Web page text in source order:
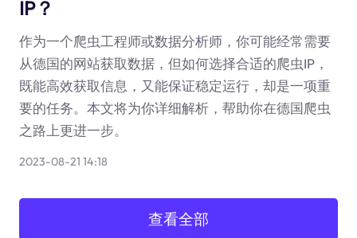
IP？
作为一个爬虫工程师或数据分析师，你可能经常需要
从德国的网站获取数据，但如何选择合适的爬虫IP，
既能高效获取信息，又能保证稳定运行，却是一项重
要的任务。本文将为你详细解析，帮助你在德国爬虫
之路上更进一步。
2023-08-21 14:18
查看全部